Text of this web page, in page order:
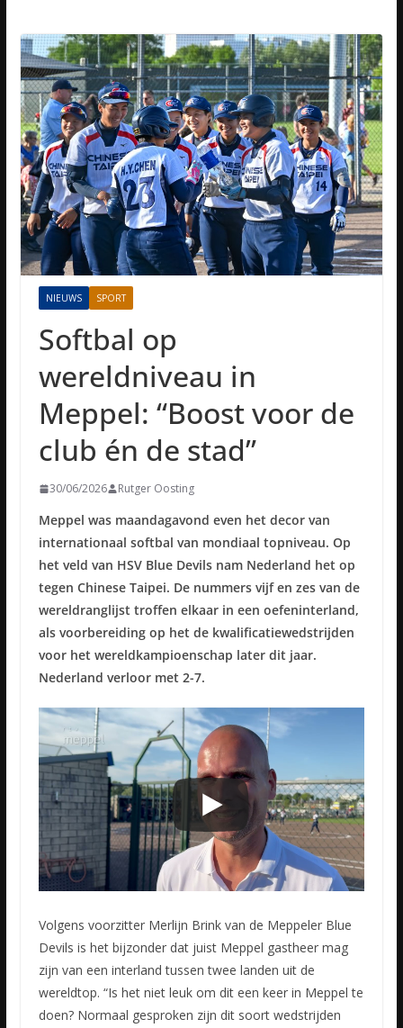
NIEUWS SPORT
Softbal op
wereldniveau in
Meppel: “Boost voor de
club én de stad”
30/06/2026 Rutger Oosting
Meppel was maandagavond even het decor van
internationaal softbal van mondiaal topniveau. Op
het veld van HSV Blue Devils nam Nederland het op
tegen Chinese Taipei. De nummers vijf en zes van de
wereldranglijst troffen elkaar in een oefeninterland,
als voorbereiding op het de kwalificatiewedstrijden
voor het wereldkampioenschap later dit jaar.
Nederland verloor met 2-7.
Volgens voorzitter Merlijn Brink van de Meppeler Blue
Devils is het bijzonder dat juist Meppel gastheer mag
zijn van een interland tussen twee landen uit de
wereldtop. “Is het niet leuk om dit een keer in Meppel te
doen? Normaal gesproken zijn dit soort wedstrijden